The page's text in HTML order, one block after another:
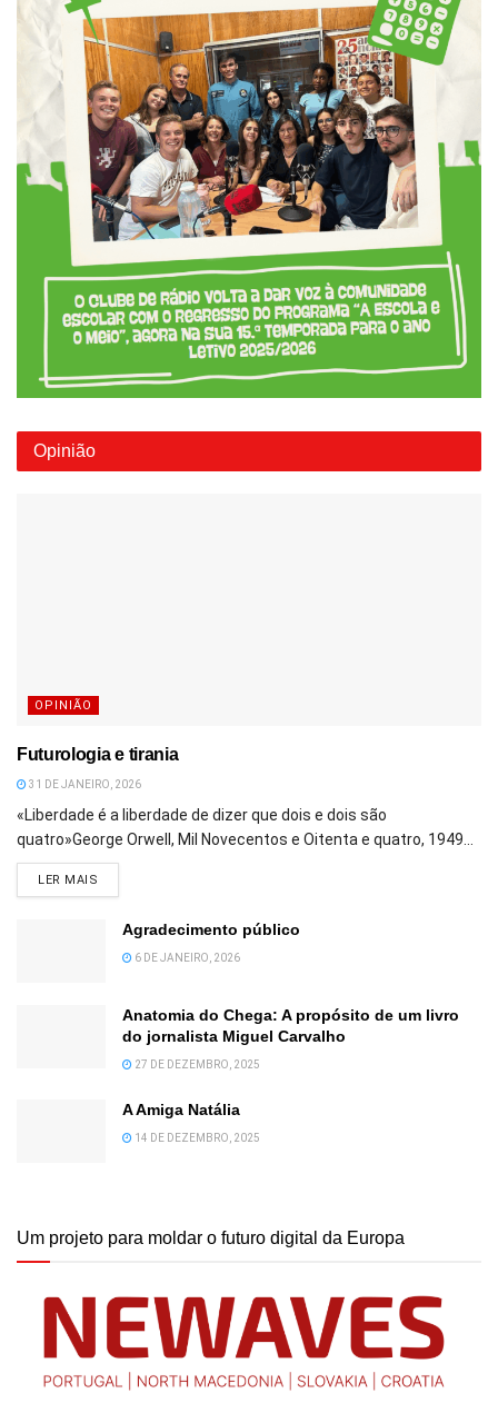
Opinião
OPINIÃO
Futurologia e tirania
31 DE JANEIRO, 2026
«Liberdade é a liberdade de dizer que dois e dois são
quatro»George Orwell, Mil Novecentos e Oitenta e quatro, 1949...
LER MAIS
Agradecimento público
6 DE JANEIRO, 2026
Anatomia do Chega: A propósito de um livro
do jornalista Miguel Carvalho
27 DE DEZEMBRO, 2025
A Amiga Natália
14 DE DEZEMBRO, 2025
Um projeto para moldar o futuro digital da Europa